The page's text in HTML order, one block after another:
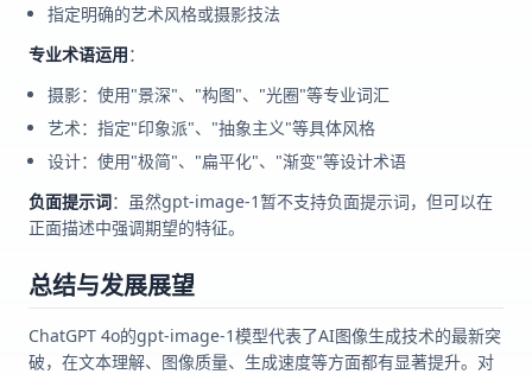
指定明确的艺术风格或摄影技法
专业术语运用：
摄影：使用"景深"、"构图"、"光圈"等专业词汇
艺术：指定"印象派"、"抽象主义"等具体风格
设计：使用"极简"、"扁平化"、"渐变"等设计术语
负面提示词：虽然gpt-image-1暂不支持负面提示词，但可以在
正面描述中强调期望的特征。
总结与发展展望
ChatGPT 4o的gpt-image-1模型代表了AI图像生成技术的最新突
破，在文本理解、图像质量、生成速度等方面都有显著提升。对